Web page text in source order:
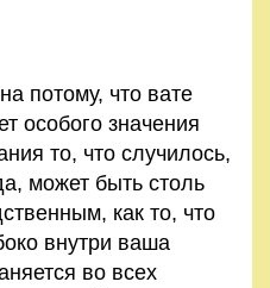
потому, что вате
особого значения
то, что случилось,
может быть столь
как то, что
внутри ваша
во всех